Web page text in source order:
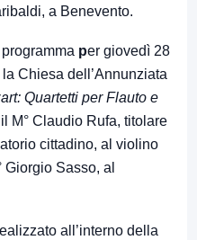
a Benevento.
per giovedì 28
Chiesa dell’Annunziata
Quartetti per Flauto e
M° Claudio Rufa, titolare
cittadino, al violino
Sasso, al
all’interno della